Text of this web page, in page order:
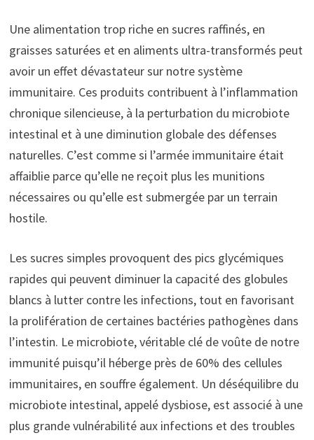
Une alimentation trop riche en sucres raffinés, en
graisses saturées et en aliments ultra-transformés peut
avoir un effet dévastateur sur notre système
immunitaire. Ces produits contribuent à l’inflammation
chronique silencieuse, à la perturbation du microbiote
intestinal et à une diminution globale des défenses
naturelles. C’est comme si l’armée immunitaire était
affaiblie parce qu’elle ne reçoit plus les munitions
nécessaires ou qu’elle est submergée par un terrain
hostile.
Les sucres simples provoquent des pics glycémiques
rapides qui peuvent diminuer la capacité des globules
blancs à lutter contre les infections, tout en favorisant
la prolifération de certaines bactéries pathogènes dans
l’intestin. Le microbiote, véritable clé de voûte de notre
immunité puisqu’il héberge près de 60% des cellules
immunitaires, en souffre également. Un déséquilibre du
microbiote intestinal, appelé dysbiose, est associé à une
plus grande vulnérabilité aux infections et des troubles